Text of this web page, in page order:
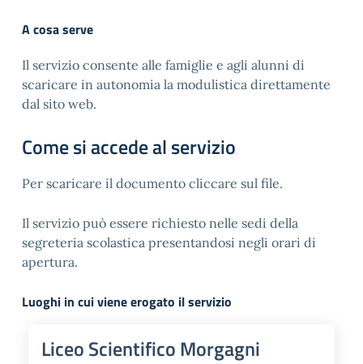
A cosa serve
Il servizio consente alle famiglie e agli alunni di
scaricare in autonomia la modulistica direttamente
dal sito web.
Come si accede al servizio
Per scaricare il documento cliccare sul file.
Il servizio può essere richiesto nelle sedi della
segreteria scolastica presentandosi negli orari di
apertura.
Luoghi in cui viene erogato il servizio
Liceo Scientifico Morgagni